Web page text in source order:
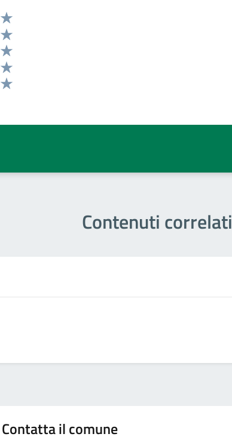
Valuta 5 stelle su 5
Valuta 4 stelle su 5
Valuta 3 stelle su 5
Valuta 2 stelle su 5
Contenuti correlati
Contatta il comune